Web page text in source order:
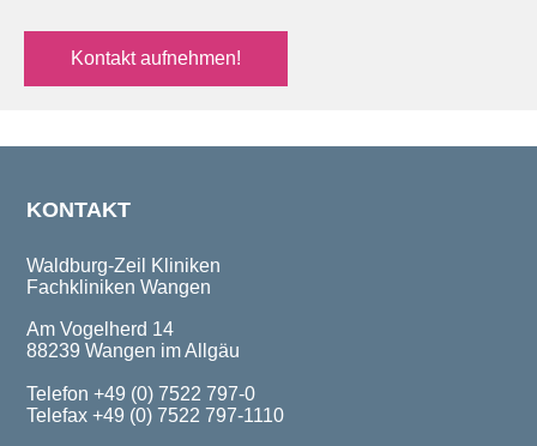
Kontakt aufnehmen!
KONTAKT
Waldburg-Zeil Kliniken
Fachkliniken Wangen
Am Vogelherd 14
88239 Wangen im Allgäu
Telefon +49 (0) 7522 797-0
Telefax +49 (0) 7522 797-1110